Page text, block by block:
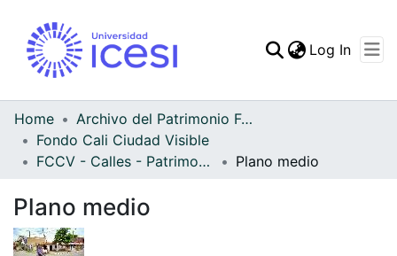
Log In
Home
Archivo del Patrimonio Fotográfico y Fílmico del Valle del Cauca
Fondo Cali Ciudad Visible
FCCV - Calles - Patrimonial
Plano medio
Plano medio